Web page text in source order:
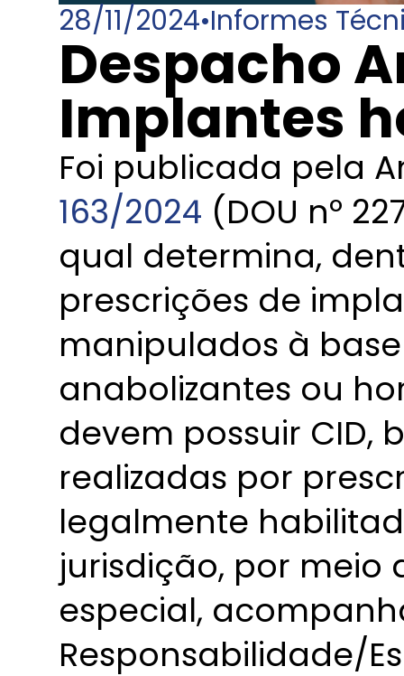
28/11/2024•Informes
Despacho
Implantes
Foi publicada pela
163/2024 (DOU nº
qual determina,
prescrições de
manipulados à
anabolizantes ou
devem possuir CID,
realizadas por
legalmente
jurisdição, por meio
especial,
Responsabilidade/